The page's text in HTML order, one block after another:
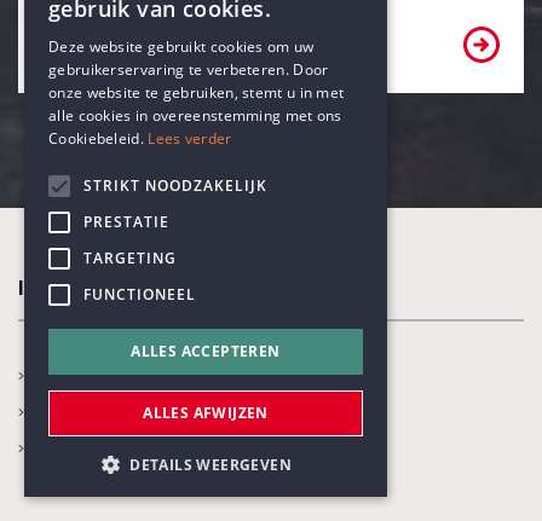
Bekijk onze partners
In de kijker
Nieuws
DUTCH
gebruik van cookies.
Deze website gebruikt cookies om uw
gebruikerservaring te verbeteren. Door
onze website te gebruiken, stemt u in met
alle cookies in overeenstemming met ons
Cookiebeleid. Lees verder
STRIKT NOODZAKELIJK
PRESTATIE
TARGETING
FUNCTIONEEL
ALLES ACCEPTEREN
ALLES AFWIJZEN
DETAILS WEERGEVEN